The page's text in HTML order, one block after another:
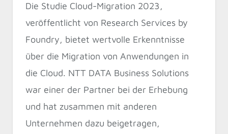
Die Studie Cloud-Migration 2023,
veröffentlicht von Research Services by
Foundry, bietet wertvolle Erkenntnisse
über die Migration von Anwendungen in
die Cloud. NTT DATA Business Solutions
war einer der Partner bei der Erhebung
und hat zusammen mit anderen
Unternehmen dazu beigetragen,